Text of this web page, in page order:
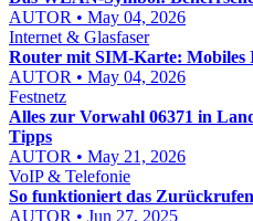
AUTOR • May 04, 2026
Internet & Glasfaser
Router mit SIM-Karte: Mobiles
AUTOR • May 04, 2026
Festnetz
Alles zur Vorwahl 06371 in
Tipps
AUTOR • May 21, 2026
VoIP & Telefonie
So funktioniert das
AUTOR • Jun 27, 2025